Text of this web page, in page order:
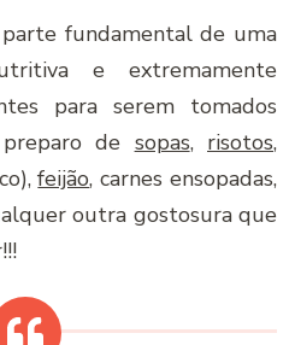
parte fundamental de uma
e extremamente
para serem tomados
de sopas, risotos,
feijão, carnes ensopadas,
outra gostosura que